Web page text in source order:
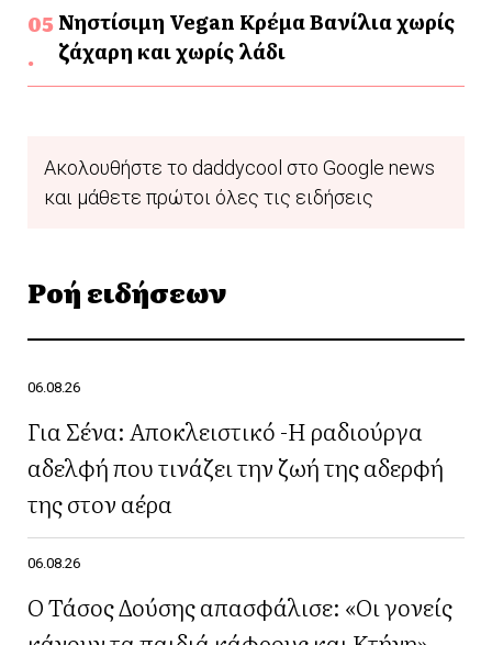
Νηστίσιμη Vegan Κρέμα Βανίλια χωρίς
ζάχαρη και χωρίς λάδι
Ακολουθήστε το daddycool στο Google news
και μάθετε πρώτοι όλες τις ειδήσεις
Ροή ειδήσεων
06.08.26
Για Σένα: Αποκλειστικό -Η ραδιούργα
αδελφή που τινάζει την ζωή της αδερφή
της στον αέρα
06.08.26
Ο Τάσος Δούσης απασφάλισε: «Οι γονείς